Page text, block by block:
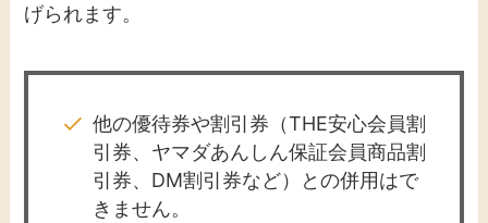
げられます。​
他の優待券や割引券（THE安心会員割
引券、ヤマダあんしん保証会員商品割
引券、DM割引券など）との併用はで
きません。